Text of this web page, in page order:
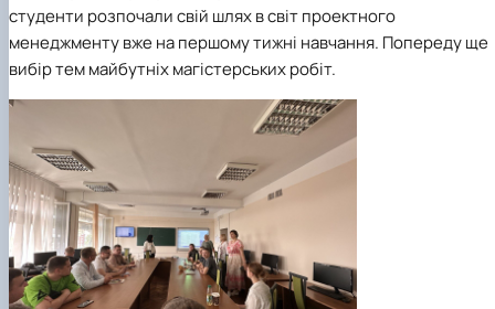
студенти розпочали свій шлях в світ проектного
менеджменту вже на першому тижні навчання. Попереду ще
вибір тем майбутніх магістерських робіт.